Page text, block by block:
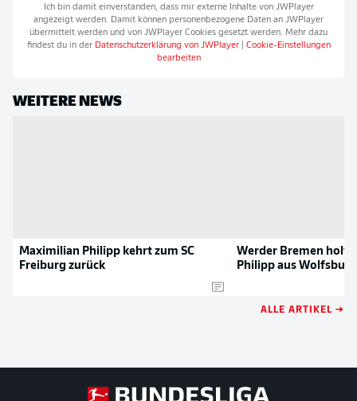
Ich bin damit einverstanden, dass mir externe Inhalte von JWPlayer
angezeigt werden. Damit können personenbezogene Daten an JWPlayer
übermittelt werden und von JWPlayer Cookies gesetzt werden. Mehr dazu
findest du in der Datenschutzerklärung von JWPlayer| Cookie-Einstellungen
bearbeiten
WEITERE NEWS
Maximilian Philipp kehrt zum SC
Freiburg zurück
Werder Bremen holt
Philipp aus Wolfsburg
ALLE ARTIKEL →